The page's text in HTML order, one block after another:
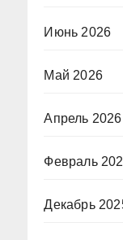
Июнь 2026
Май 2026
Апрель 2026
Февраль
Декабрь